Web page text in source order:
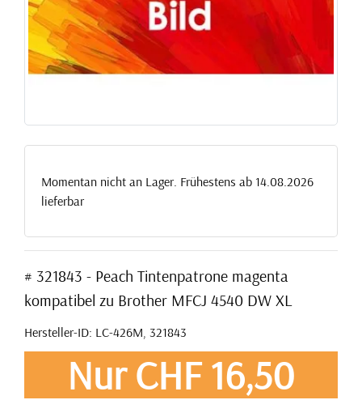
Momentan nicht an Lager. Frühestens ab 14.08.2026
lieferbar
# 321843 - Peach Tintenpatrone magenta
kompatibel zu Brother MFCJ 4540 DW XL
Hersteller-ID: LC-426M, 321843
Nur CHF 16,50